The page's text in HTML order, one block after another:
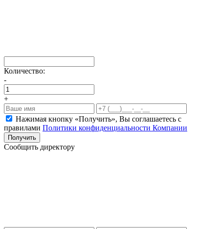
Количество:
-
+
Нажимая кнопку «Получить», Вы соглашаетесь c
правилами Политики конфиденциальности Компании
Получить
Сообщить директору